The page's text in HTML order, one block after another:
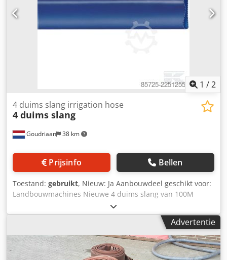
met drie delige knelring! Deze slang is speciaal voor de
intensieve gebruikers tijdens het sleepslangbemesten op
gras- en bouwland. Bij intensief gebruik zorgt de dikkere
1 /2
Goudriaan 38 km
4 duims slang irrigation hose
4 duims slang
Prijsinfo Bellen
Toestand: gebruikt, Nieuw: Ja Aanbouwdeel geschikt voor:
Landbouwmachines Nieuwe 4 duims slang van 100M
Dkodszta Skjpfx Am Tjr Technische informatie
Toepassingsgebied - Verpompen van water Slangmateriaal
uitwendig PVC Slangmateriaal inwendig PVC Kleur
buitenwand Blauw Kleur binnenkant Blauw
Temperatuurbereik -10 +60 °C Binnen Ø 102 mm Binnen Ø
4 Inch Werkdruk 6 bar Barstdruk 18 bar Gewicht 865 g/m
Advertentie